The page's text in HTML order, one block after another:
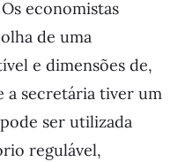
economistas
de uma
e dimensões de,
a secretária tiver um
ser utilizada
regulável,